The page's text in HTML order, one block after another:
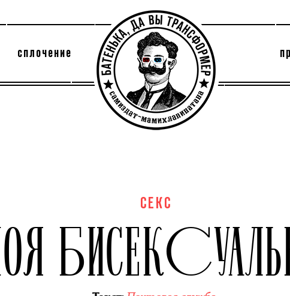
сплочение
СЕКС